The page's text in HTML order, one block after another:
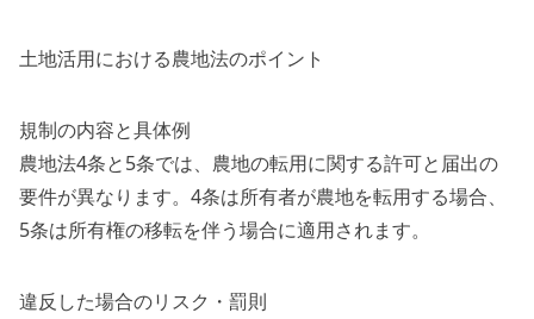
土地活用における農地法のポイント
規制の内容と具体例
農地法4条と5条では、農地の転用に関する許可と届出の
要件が異なります。4条は所有者が農地を転用する場合、
5条は所有権の移転を伴う場合に適用されます。
違反した場合のリスク・罰則